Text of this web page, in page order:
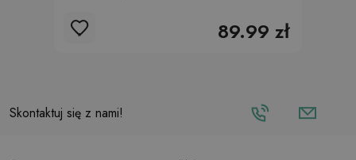
89.99 zł
Skontaktuj się z nami!